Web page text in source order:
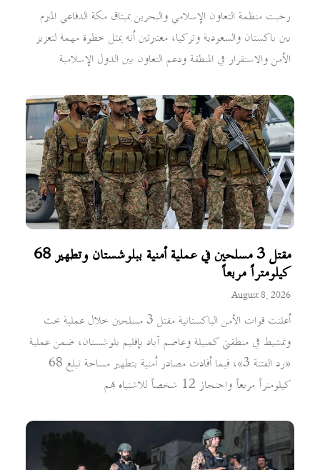
رحبت منظمة التعاون الإسلامي والبحرين بميثاق مكة الدفاعي المبرم
بين باكستان والسعودية وتركيا، معتبرتين أنه يمثل خطوة مهمة لتعزيز
الأمن والاستقرار في المنطقة ودعم التعاون بين الدول الإسلامية
مقتل 3 مسلحين في عملية أمنية ببلوشستان وتطهير 68
كيلومتراً مربعاً
August 8, 2026
أعلنت قوات الأمن الباكستانية مقتل 3 مسلحين خلال عملية بحث
وتمشيط في منطقتي كمبيلة وعاصم آباد بإقليم بلوشستان، ضمن عملية
«رد الفتنة 3»، فيما أفادت مصادر أمنية بتطهير مساحة تبلغ 68
كيلومتراً مربعاً واحتجاز 12 شخصاً للاشتباه بهم